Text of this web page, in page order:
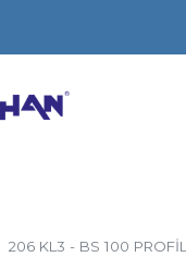
206 KL3 - BS 100